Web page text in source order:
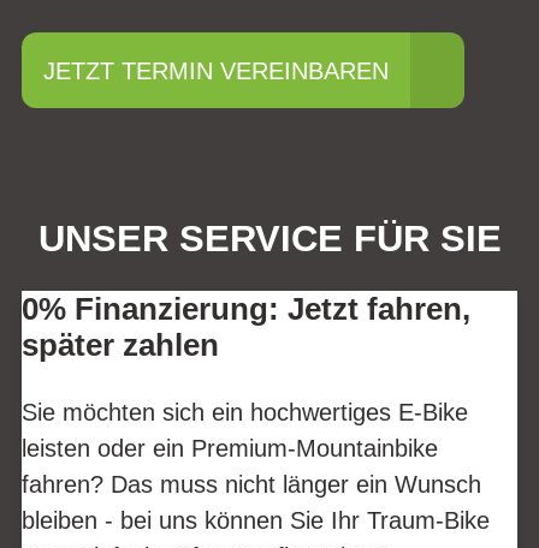
JETZT TERMIN VEREINBAREN
UNSER SERVICE FÜR SIE
0% Finanzierung: Jetzt fahren,
später zahlen
Sie möchten sich ein hochwertiges E-Bike
leisten oder ein Premium-Mountainbike
fahren? Das muss nicht länger ein Wunsch
bleiben - bei uns können Sie Ihr Traum-Bike